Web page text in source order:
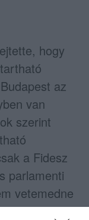
hogy
az
van
szerint
a Fidesz
parlamenti
vetemedne